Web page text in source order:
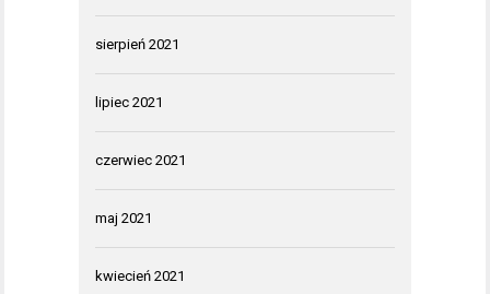
sierpień 2021
lipiec 2021
czerwiec 2021
maj 2021
kwiecień 2021